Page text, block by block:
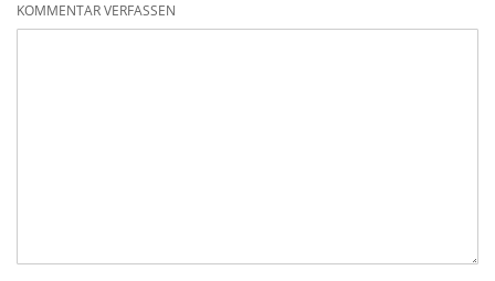
KOMMENTAR VERFASSEN